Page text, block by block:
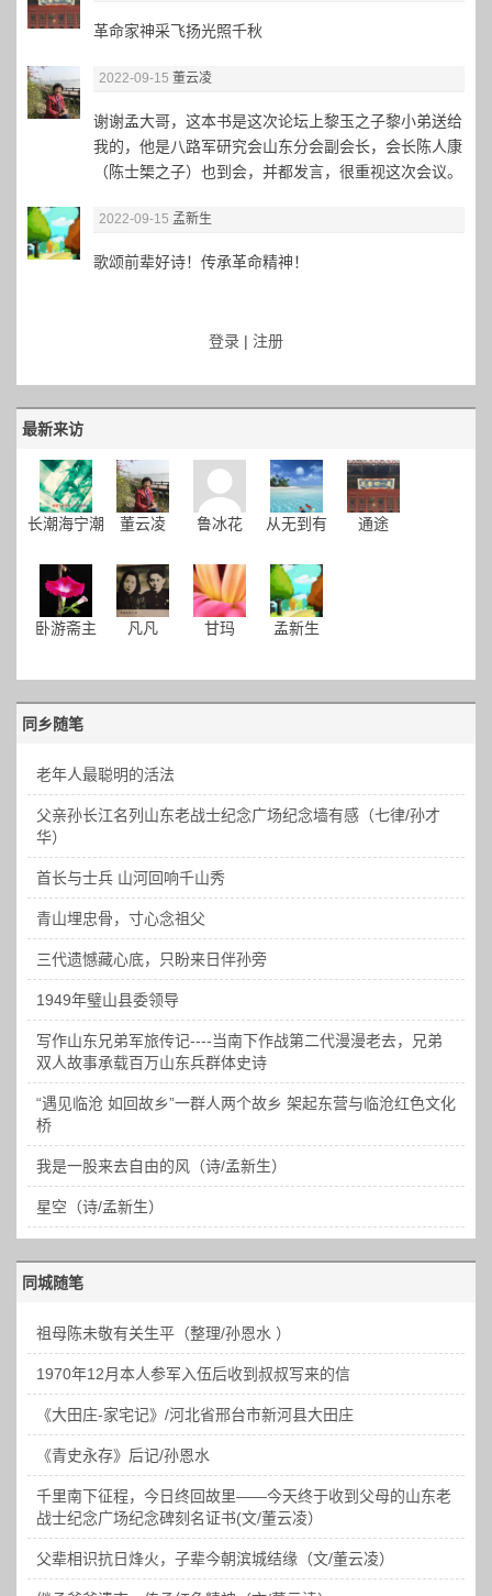
革命家神采飞扬光照千秋
2022-09-15 董云凌
谢谢孟大哥，这本书是这次论坛上黎玉之子黎小弟送给
我的，他是八路军研究会山东分会副会长，会长陈人康
（陈士榘之子）也到会，并都发言，很重视这次会议。
2022-09-15 孟新生
歌颂前辈好诗！传承革命精神！
登录 | 注册
最新来访
长潮海宁潮 董云凌 鲁冰花 从无到有 通途
卧游斋主 凡凡 甘玛 孟新生
同乡随笔
老年人最聪明的活法
父亲孙长江名列山东老战士纪念广场纪念墙有感（七律/孙才
华）
首长与士兵 山河回响千山秀
青山埋忠骨，寸心念祖父
三代遗憾藏心底，只盼来日伴孙旁
1949年璧山县委领导
写作山东兄弟军旅传记----当南下作战第二代漫漫老去，兄弟
双人故事承载百万山东兵群体史诗
“遇见临沧 如回故乡”一群人两个故乡 架起东营与临沧红色文化
桥
我是一股来去自由的风（诗/孟新生）
星空（诗/孟新生）
同城随笔
祖母陈未敬有关生平（整理/孙恩水 ）
1970年12月本人参军入伍后收到叔叔写来的信
《大田庄-家宅记》/河北省邢台市新河县大田庄
《青史永存》后记/孙恩水
千里南下征程，今日终回故里——今天终于收到父母的山东老
战士纪念广场纪念碑刻名证书(文/董云凌）
父辈相识抗日烽火，子辈今朝滨城结缘（文/董云凌）